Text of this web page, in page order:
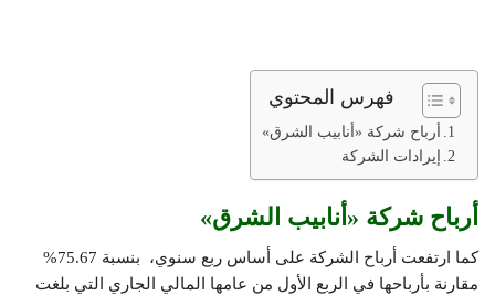
فهرس المحتوي
أرباح شركة «أنابيب الشرق»
إيرادات الشركة
أرباح شركة «أنابيب الشرق»
كما ارتفعت أرباح الشركة على أساس ربع سنوي، بنسبة 75.67%
مقارنة بأرباحها في الربع الأول من عامها المالي الجاري التي بلغت